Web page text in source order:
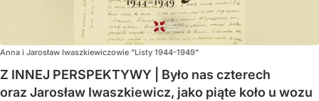
Anna i Jarosław Iwaszkiewiczowie "Listy 1944-1949"
Z INNEJ PERSPEKTYWY | Było nas czterech
oraz Jarosław Iwaszkiewicz, jako piąte koło u wozu